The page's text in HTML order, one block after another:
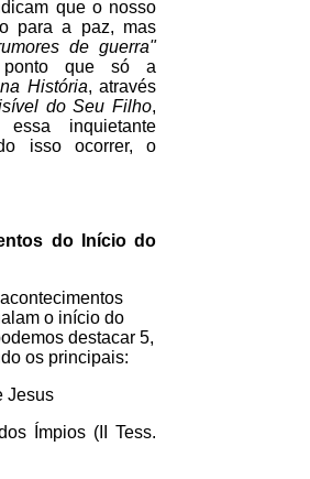
que o nosso
para a paz, mas
de guerra"
que só a
História, através
do Seu Filho,
inquietante
isso ocorrer, o
do Início do
o início do
destacar 5,
os principais:
Jesus
Ímpios (II Tess.